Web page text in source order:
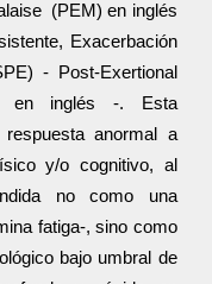
(PEM) en inglés
Exacerbación
- Post-Exertional
en inglés -. Esta
anormal a
y/o cognitivo, al
no como una
fatiga-, sino como
bajo umbral de